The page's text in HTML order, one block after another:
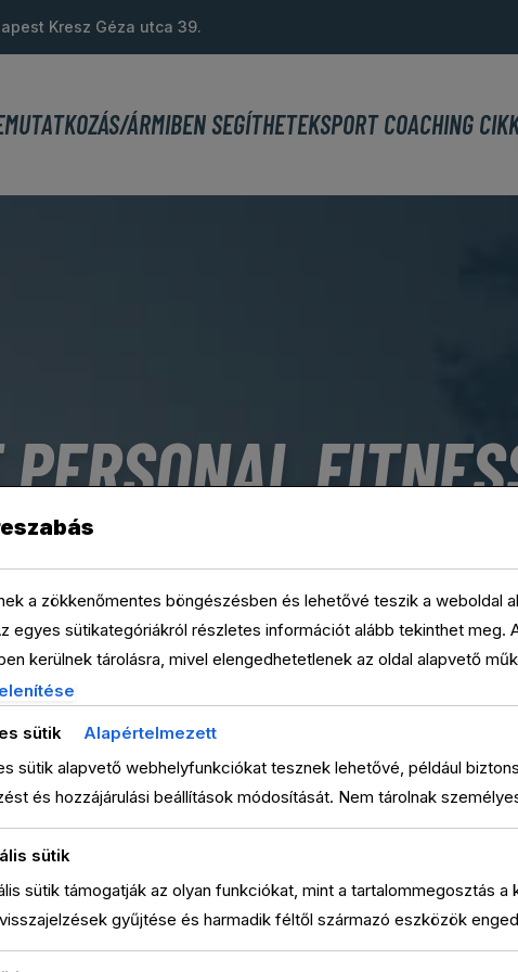
Kresz Géza utca 39.
ÁRMIBEN SEGÍTHETEKSPORT COACHING
IN NEW YORK, USA
NanoFit is proud to be the
fitness franchise
we’re redefining physical
and where it’s convenient
a zökkenőmentes böngészésben és lehetővé teszik a weboldal
egyes sütikategóriákról részletes információt alább tekinthet meg.
kerülnek tárolásra, mivel elengedhetetlenek az oldal alapvető
nem igényelnek hozzájárulást. Harmadik féltől származó sütiket
Ezek csak az Ön hozzájárulásával aktiválódnak. Dönthet úgy,
de fontos tudnia, hogy egyes típusok kikapcsolása
sütik
Alapértelmezett
sütik alapvető webhelyfunkciókat tesznek lehetővé, például
és hozzájárulási beállítások módosítását. Nem tárolnak
sütik
sütik támogatják az olyan funkciókat, mint a tartalommegosztás a
gyűjtése és harmadik féltől származó eszközök